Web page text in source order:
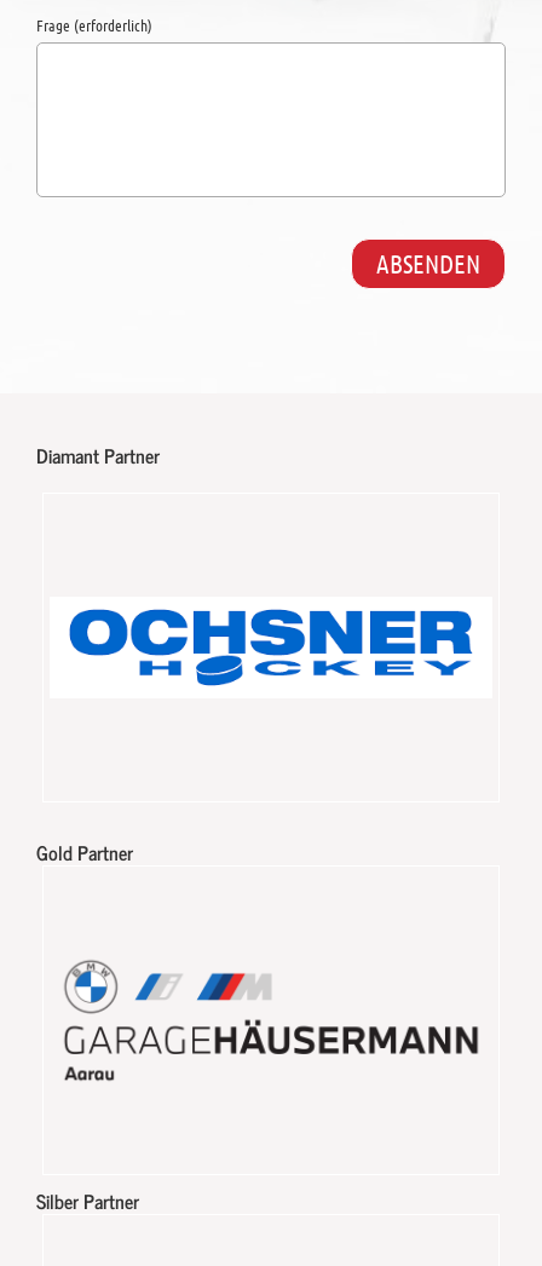
Frage (erforderlich)
Diamant Partner
Gold Partner
Silber Partner